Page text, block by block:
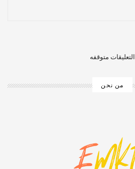
التعليقات متوقفه
من نحن